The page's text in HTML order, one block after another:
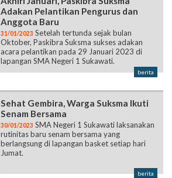
Adakan Pelantikan Pengurus dan
Anggota Baru
31/01/2023 Setelah tertunda sejak bulan
Oktober, Paskibra Suksma sukses adakan
acara pelantikan pada 29 Januari 2023 di
lapangan SMA Negeri 1 Sukawati.
berita
Sehat Gembira, Warga Suksma Ikuti
Senam Bersama
30/01/2023 SMA Negeri 1 Sukawati laksanakan
rutinitas baru senam bersama yang
berlangsung di lapangan basket setiap hari
Jumat.
berita